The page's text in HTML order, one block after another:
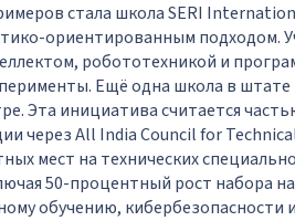
стала школа SERI
ориентированным подходом.
робототехникой и
Ещё одна школа в штате
Эта инициатива считается
через All India Council for
мест на технических
50-процентный рост набора
обучению, кибербезопасности